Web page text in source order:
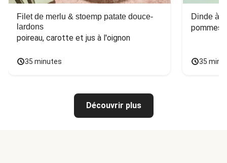
Filet de merlu & stoemp patate douce-
lardons
poireau, carotte et jus à l'oignon
35 minutes
Dinde à
pommes
35
Découvrir plus